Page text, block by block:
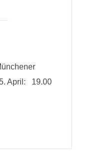
April: 19.00